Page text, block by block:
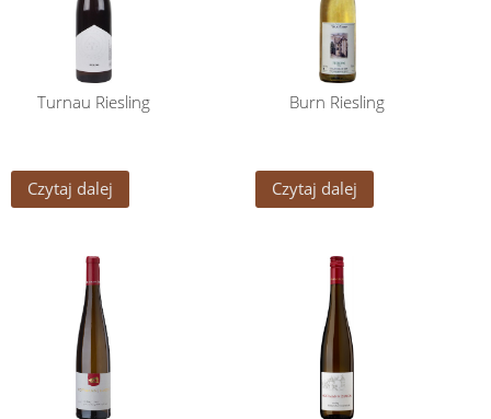
Turnau Riesling
Czytaj dalej
Burn Riesling
Czytaj dalej